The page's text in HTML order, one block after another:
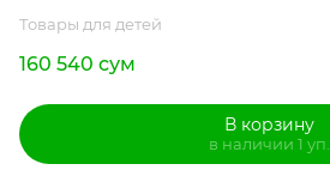
Товары для детей
160 540 сум
В корзину
в наличии 1 уп.